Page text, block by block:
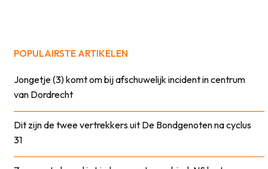
POPULAIRSTE ARTIKELEN
Jongetje (3) komt om bij afschuwelijk incident in centrum
van Dordrecht
Dit zijn de twee vertrekkers uit De Bondgenoten na cyclus
31